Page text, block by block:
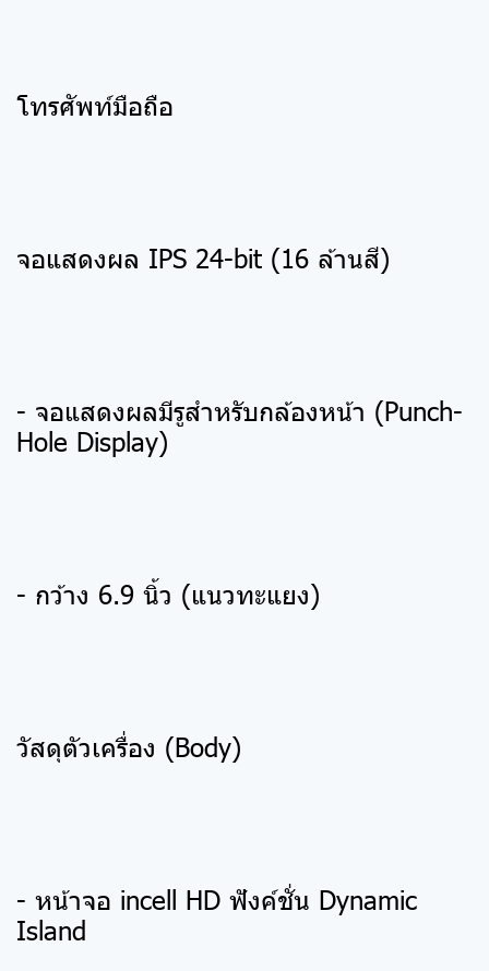
โทรศัพท์มือถือ
จอแสดงผล IPS 24-bit (16 ล้านสี)
- จอแสดงผลมีรูสำหรับกล้องหน้า (Punch-
Hole Display)
- กว้าง 6.9 นิ้ว (แนวทะแยง)
วัสดุตัวเครื่อง (Body)
- หน้าจอ incell HD ฟังค์ชั่น Dynamic
Island